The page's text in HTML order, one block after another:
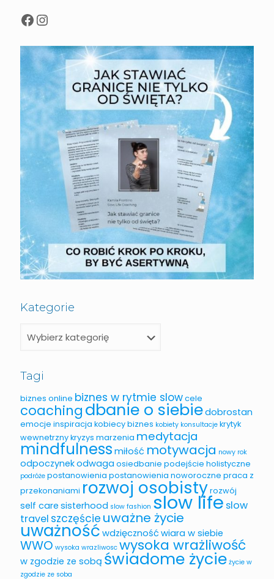
Kategorie
Tagi
biznes online biznes w rytmie slowcele
coaching dbanie o siebiedobrostan
emocje inspiracja kobiecy biznes kobiety konsultacje krytyk
wewnetrznykryzys marzenia medytacja
mindfulness miłość motywacja nowy rok
odpoczynekodwaga osiedbanie podejście holistyczne
podróże postanowienia postanowienia noworoczne praca z
przekonaniami rozwoj osobistyrozwój
self care sisterhood slow fashion slow life slow
travel szczęście uważne życie
uważność wdzięczność wiara w siebie
WWO wysoka wrazliwosc wysoka wrażliwość
w zgodzie ze sobą świadome życie życie w
zgodzie ze soba